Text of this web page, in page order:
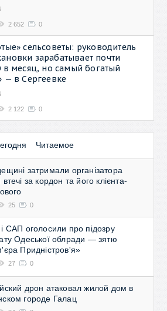
2 652 0
сельсоветы: руководитель
зарабатывает почти
в месяц, но самый богатый
— в Сергеевке
2 122 0
Читаемое
затримали організатора
за кордон та його клієнта-
25 0
САП оголосили про підозру
Одеської облради — зятю
Придністров'я»
27 0
дрон атаковал жилой дом в
городе Галац